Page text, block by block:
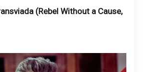
(Rebel Without a Cause,